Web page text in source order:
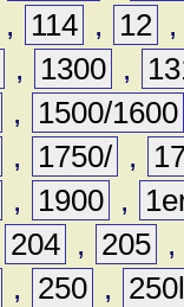
, 114 , 12
, 1300 ,
,
1500/1600
, 1750/ ,
, 1900 ,
204 , 205 ,
, 250 ,